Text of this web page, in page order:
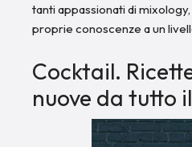
tanti appassionati di
proprie conoscenze a un
Cocktail.
nuove da tutto